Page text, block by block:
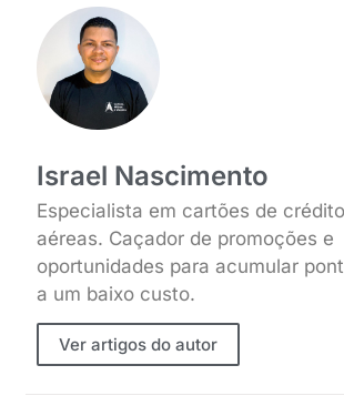
Israel Nascimento
Especialista em cartões de
aéreas. Caçador de promoções e
oportunidades para acumular
a um baixo custo.
Ver artigos do autor